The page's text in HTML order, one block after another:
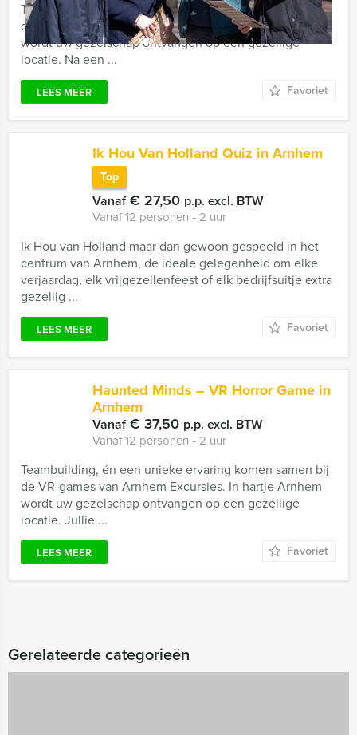
Teambuilding én een unieke ervaring komen samen bij
de VR-games van Arnhem Excursies. In hartje Arnhem
wordt uw gezelschap ontvangen op een gezellige
locatie. Na een ...
LEES MEER Favoriet
Ik Hou Van Holland Quiz in Arnhem
Top
Vanaf€ 27,50 p.p. excl. BTW
Vanaf 12 personen ‐ 2 uur
Ik Hou van Holland maar dan gewoon gespeeld in het
centrum van Arnhem, de ideale gelegenheid om elke
verjaardag, elk vrijgezellenfeest of elk bedrijfsuitje extra
gezellig ...
LEES MEER Favoriet
Haunted Minds – VR Horror Game in
Arnhem
Vanaf€ 37,50 p.p. excl. BTW
Vanaf 12 personen ‐ 2 uur
Teambuilding, én een unieke ervaring komen samen bij
de VR-games van Arnhem Excursies. In hartje Arnhem
wordt uw gezelschap ontvangen op een gezellige
locatie. Jullie ...
LEES MEER Favoriet
Gerelateerde categorieën